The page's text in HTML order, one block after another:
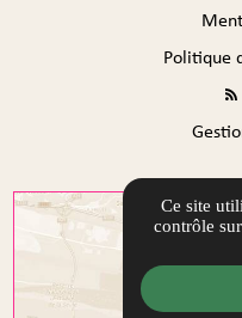
Politique
Ce site
contrôle